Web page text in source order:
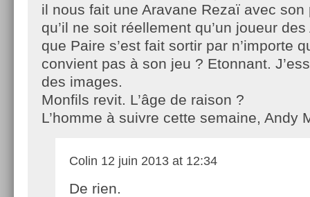
il nous fait une Aravane Rezaï avec
qu’il ne soit réellement qu’un joueur
que Paire s’est fait sortir par n’importe
convient pas à son jeu ? Etonnant.
des images.
Monfils revit. L’âge de raison ?
L’homme à suivre cette semaine, Andy
Colin 12 juin 2013 at 12:34
De rien.